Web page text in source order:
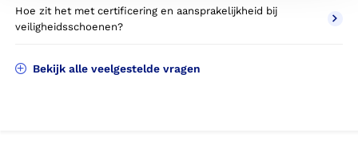
Hoe zit het met certificering en aansprakelijkheid bij
veiligheidsschoenen?
Bekijk alle veelgestelde vragen